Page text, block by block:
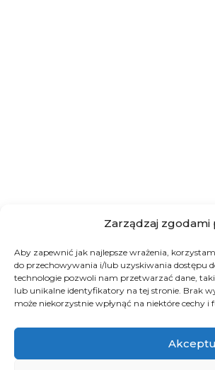
Zarządzaj zgodami
Aby zapewnić jak najlepsze wrażenia,
do przechowywania i/lub uzyskiwania dostępu
technologie pozwoli nam przetwarzać dane,
lub unikalne identyfikatory na tej stronie. Brak
może niekorzystnie wpłynąć na niektóre cechy i